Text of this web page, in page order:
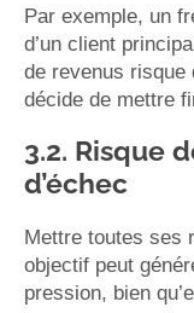
Par exemple, un
d’un client
de revenus risque
décide de mettre
3.2. Risque
d’échec
Mettre toutes ses
objectif peut
pression, bien